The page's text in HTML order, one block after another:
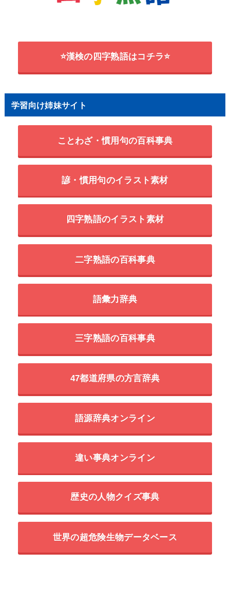
⭐漢検の四字熟語はコチラ⭐
学習向け姉妹サイト
ことわざ・慣用句の百科事典
諺・慣用句のイラスト素材
四字熟語のイラスト素材
二字熟語の百科事典
語彙力辞典
三字熟語の百科事典
47都道府県の方言辞典
語源辞典オンライン
違い事典オンライン
歴史の人物クイズ事典
世界の超危険生物データベース